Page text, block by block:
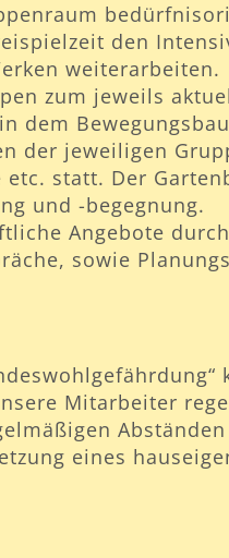
den
weiterarbeiten.
zum jeweils
der jeweiligen
statt. Der
und -begegnung.
Angebote
sowie
Mitarbeiter
eines